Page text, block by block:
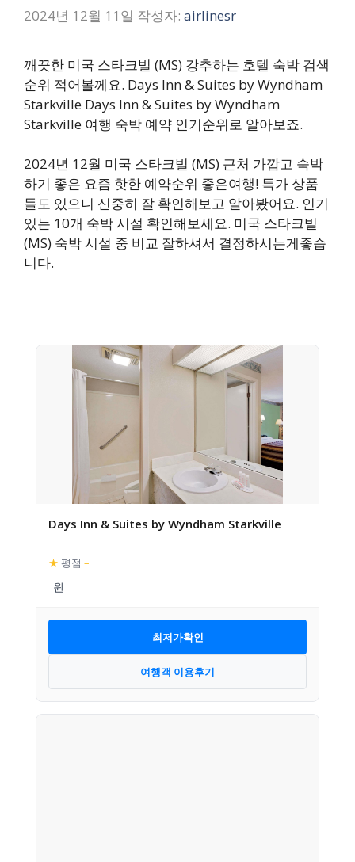
2024년 12월 11일 작성자: airlinesr
깨끗한 미국 스타크빌 (MS) 강추하는 호텔 숙박 검색
순위 적어볼께요. Days Inn & Suites by Wyndham
Starkville Days Inn & Suites by Wyndham
Starkville 여행 숙박 예약 인기순위로 알아보죠.
2024년 12월 미국 스타크빌 (MS) 근처 가깝고 숙박
하기 좋은 요즘 핫한 예약순위 좋은여행! 특가 상품
들도 있으니 신중히 잘 확인해보고 알아봤어요. 인기
있는 10개 숙박 시설 확인해보세요. 미국 스타크빌
(MS) 숙박 시설 중 비교 잘하셔서 결정하시는게좋습
니다.
Days Inn & Suites by Wyndham Starkville
★ 평점 –
최저가확인
여행객 이용후기